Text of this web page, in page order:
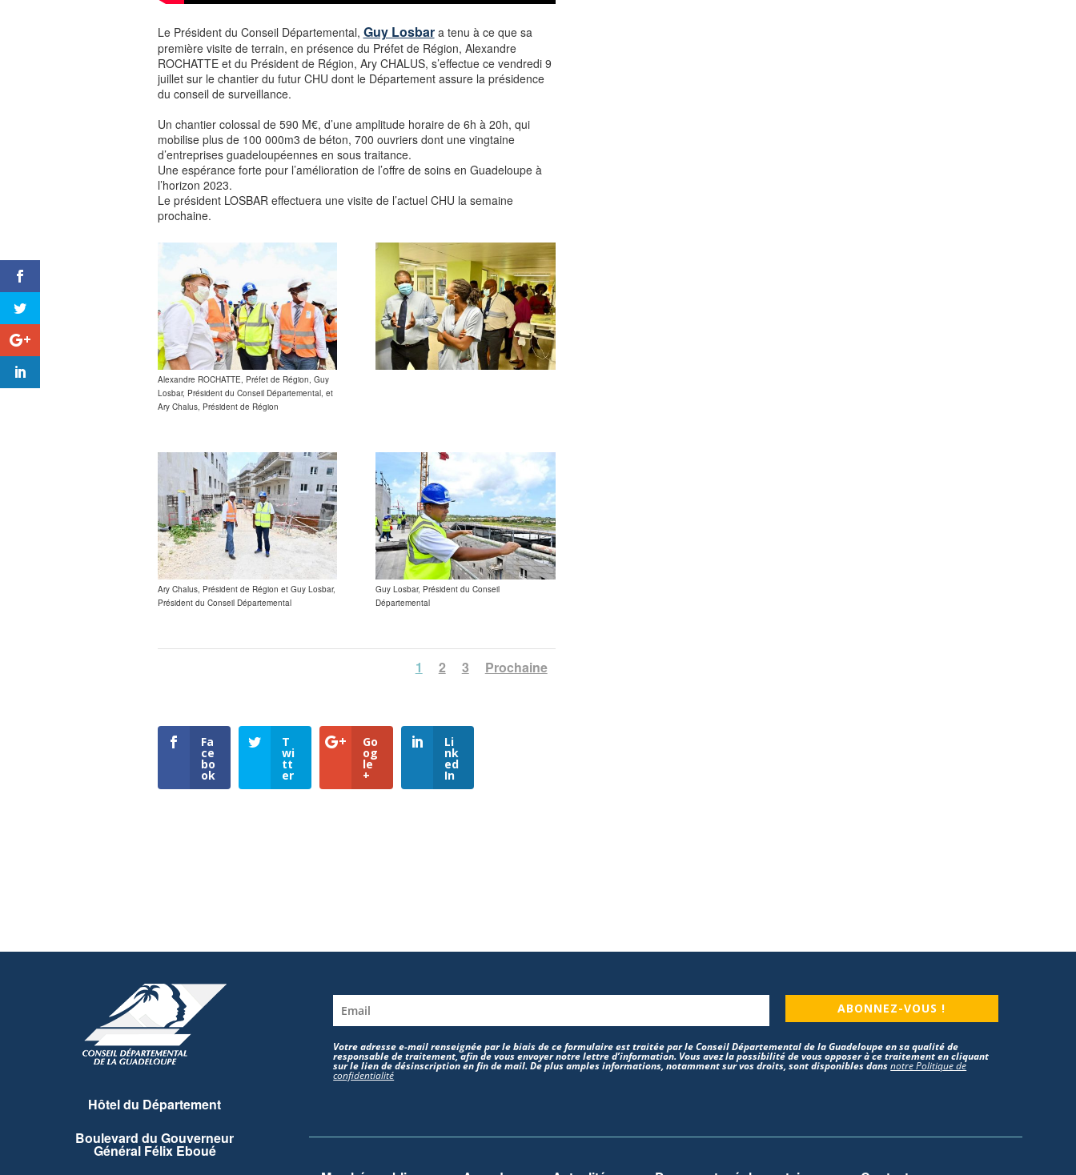
Le Président du Conseil Départemental, Guy Losbara tenu à ce que sa
première visite de terrain, en présence du Préfet de Région, Alexandre
ROCHATTE et du Président de Région, Ary CHALUS, s’effectue ce vendredi 9
juillet sur le chantier du futur CHU dont le Département assure la présidence
du conseil de surveillance.
Un chantier colossal de 590 M€, d’une amplitude horaire de 6h à 20h, qui
mobilise plus de 100 000m3 de béton, 700 ouvriers dont une vingtaine
d’entreprises guadeloupéennes en sous traitance.
Une espérance forte pour l’amélioration de l’offre de soins en Guadeloupe à
l’horizon 2023.
Le président LOSBAR effectuera une visite de l’actuel CHU la semaine
prochaine.
Alexandre ROCHATTE, Préfet de Région, Guy
Losbar, Président du Conseil Départemental, et
Ary Chalus, Président de Région
Ary Chalus, Président de Région et Guy Losbar,
Président du Conseil Départemental
Guy Losbar, Président du Conseil
Départemental
1 2 3 Prochaine
Fa
ce
bo
ok
T
wi
tt
er
Go
og
le
+
Li
nk
ed
In
Hôtel du Département
Boulevard du Gouverneur
Général Félix Eboué
ABONNEZ-VOUS !
Votre adresse e-mail renseignée par le biais de ce formulaire est traitée par le Conseil Départemental de la Guadeloupe en sa qualité de
responsable de traitement, afin de vous envoyer notre lettre d’information. Vous avez la possibilité de vous opposer à ce traitement en cliquant
sur le lien de désinscription en fin de mail. De plus amples informations, notamment sur vos droits, sont disponibles dansnotre Politique de
confidentialité